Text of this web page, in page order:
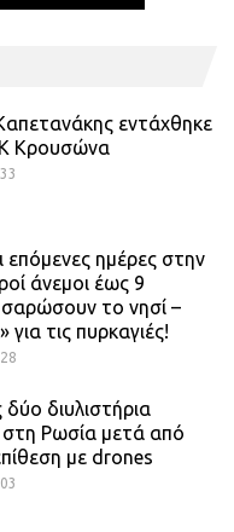
εντάχθηκε
Κρουσώνα
επόμενες ημέρες στην
άνεμοι έως 9
το νησί –
για τις πυρκαγιές!
δύο διυλιστήρια
στη Ρωσία μετά από
με drones